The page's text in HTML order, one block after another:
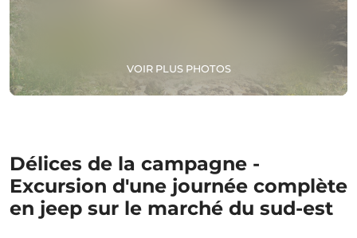
VOIR PLUS PHOTOS
Délices de la campagne -
Excursion d'une journée complète
en jeep sur le marché du sud-est